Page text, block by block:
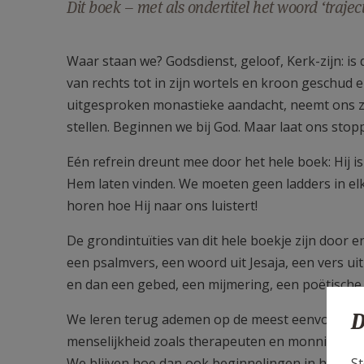
Dit boek – met als ondertitel het woord
Waar staan we? Godsdienst, geloof, Kerk-zijn:
van rechts tot in zijn wortels en kroon geschud
uitgesproken monastieke aandacht, neemt ons
stellen. Beginnen we bij God. Maar laat ons
Eén refrein dreunt mee door het hele boek: Hij
Hem laten vinden. We moeten geen ladders in
horen hoe Hij naar ons luistert!
De grondintuïties van dit hele boekje zijn door
een psalmvers, een woord uit Jesaja, een vers
en dan een gebed, een mijmering, een
We leren terug ademen op de meest
menselijkheid zoals therapeuten en monniken